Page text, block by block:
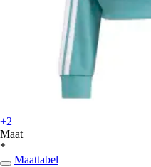
+2
Maat
*
Maattabel